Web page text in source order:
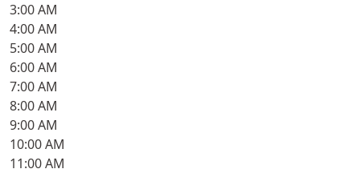
3:00 AM
4:00 AM
5:00 AM
6:00 AM
7:00 AM
8:00 AM
9:00 AM
10:00 AM
11:00 AM